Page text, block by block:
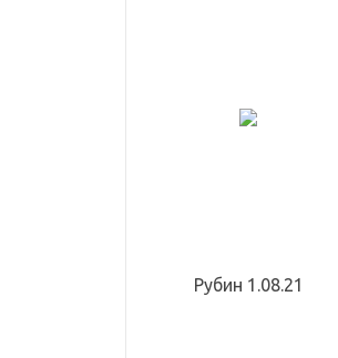
Рубин 1.08.21